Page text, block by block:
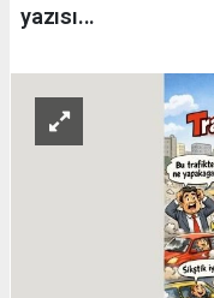
yazısı...